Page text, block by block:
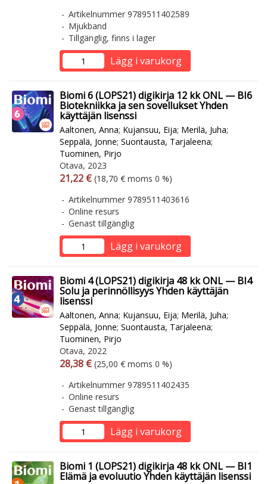
Artikelnummer 9789511402589
Mjukband
Tillgänglig, finns i lager
Lägg i varukorg
Biomi 6 (LOPS21) digikirja 12 kk ONL — BI6
Biotekniikka ja sen sovellukset Yhden
käyttäjän lisenssi
Aaltonen, Anna; Kujansuu, Eija; Merilä, Juha;
Seppälä, Jonne; Suontausta, Tarjaleena;
Tuominen, Pirjo
Otava, 2023
Arvonlisäverollinen hinta
21,22 € Arvonlisäveroton hinta
(18,70 € moms 0 %)
Artikelnummer 9789511403616
Online resurs
Genast tillgänglig
Lägg i varukorg
Biomi 4 (LOPS21) digikirja 48 kk ONL — BI4
Solu ja perinnöllisyys Yhden käyttäjän
lisenssi
Aaltonen, Anna; Kujansuu, Eija; Merilä, Juha;
Seppälä, Jonne; Suontausta, Tarjaleena;
Tuominen, Pirjo
Otava, 2022
Arvonlisäverollinen hinta
28,38 € Arvonlisäveroton hinta
(25,00 € moms 0 %)
Artikelnummer 9789511402435
Online resurs
Genast tillgänglig
Lägg i varukorg
Biomi 1 (LOPS21) digikirja 48 kk ONL — BI1
Elämä ja evoluutio Yhden käyttäjän lisenssi